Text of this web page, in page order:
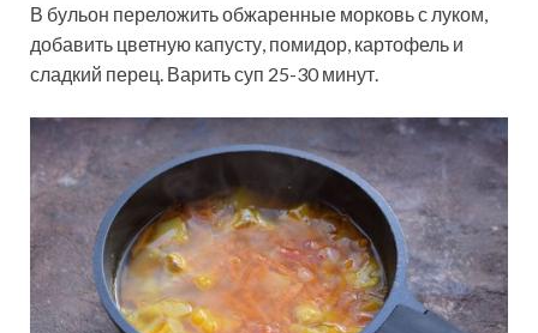
В бульон переложить обжаренные морковь с луком,
добавить цветную капусту, помидор, картофель и
сладкий перец. Варить суп 25-30 минут.